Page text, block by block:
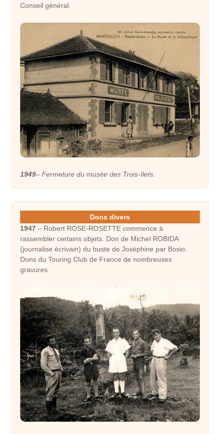
Conseil général.
1949– Fermeture du musée des Trois-Ilets.
Dons divers
1947 – Robert ROSE-ROSETTE commence à
rassembler certains objets. Don de Michel ROBIDA
(journalise écrivain) du buste de Joséphine par Bosio.
Dons du Touring Club de France de nombreuses
gravures.